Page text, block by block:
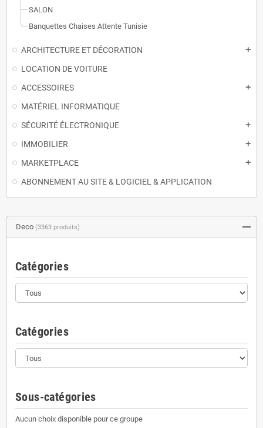
SALON
Banquettes Chaises Attente Tunisie
ARCHITECTURE ET DÉCORATION add
LOCATION DE VOITURE
ACCESSOIRES
add
MATÉRIEL INFORMATIQUE
SÉCURITÉ ÉLECTRONIQUE
add
IMMOBILIER add
MARKETPLACE add
ABONNEMENT AU SITE & LOGICIEL & APPLICATION
Deco (3363 produits)
Catégories
Catégories
Sous-catégories
Aucun choix disponible pour ce groupe